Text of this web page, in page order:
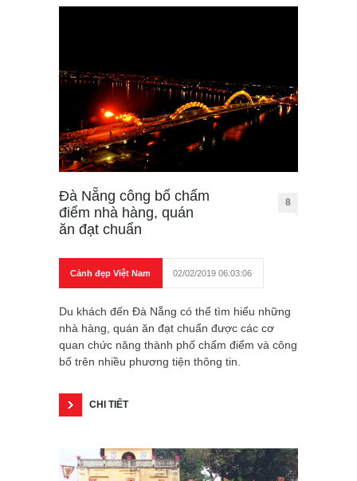
Đà Nẵng công bố chấm
điểm nhà hàng, quán
ăn đạt chuẩn
8
Cảnh đẹp Việt Nam 02/02/2019 06:03:06
Du khách đến Đà Nẵng có thể tìm hiểu những
nhà hàng, quán ăn đạt chuẩn được các cơ
quan chức năng thành phố chấm điểm và công
bố trên nhiều phương tiện thông tin.
CHI TIẾT